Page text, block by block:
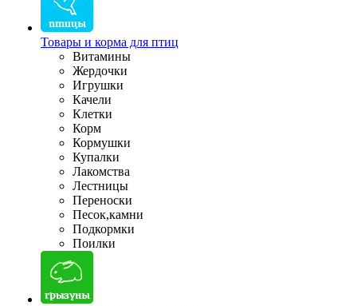
Товары и корма для птиц
Витамины
Жердочки
Игрушки
Качели
Клетки
Корм
Кормушки
Купалки
Лакомства
Лестницы
Переноски
Песок,камни
Подкормки
Поилки